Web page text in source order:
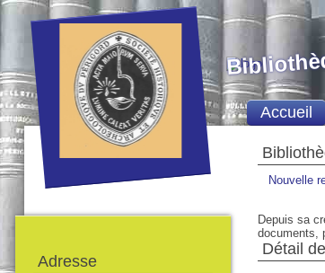
Nouvelle
Depuis sa
documents,
Détail
Accueil
Adresse